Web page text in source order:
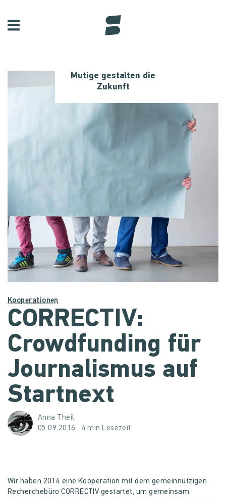
Mutige gestalten die
Zukunft
Kooperationen
CORRECTIV:
Crowdfunding für
Journalismus auf
Startnext
Anna Theil
05.09.2016
4 min Lesezeit
Wir haben 2014 eine Kooperation mit dem gemeinnützigen
Recherchebüro CORRECTIV gestartet, um gemeinsam